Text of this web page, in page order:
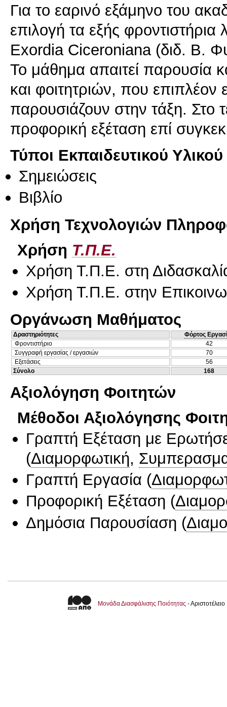
Για το εαρινό εξάμηνο του
επιλογή τα εξής φροντιστήρια
Exordia Ciceroniana (διδ. Β.
Το μάθημα απαιτεί παρουσία
και φοιτητριών, που
παρουσιάζουν στην τάξη. Στο
προφορική εξέταση επί
Τύποι Εκπαιδευτικού Υλικού
Σημειώσεις
Βιβλίο
Χρήση Τεχνολογιών
Χρήση Τ.Π.Ε.
Χρήση Τ.Π.Ε. στη
Χρήση Τ.Π.Ε. στην
Οργάνωση Μαθήματος
Δραστηριότητες
Φόρτος
Φροντιστήριο
42
Συγγραφή εργασίας / εργασιών
70
Εξετάσεις
56
Σύνολο
168
Αξιολόγηση Φοιτητών
Μέθοδοι Αξιολόγησης
Γραπτή Εξέταση με
(Διαμορφωτική,
Γραπτή Εργασία (
Προφορική Εξέταση (
Δημόσια Παρουσίαση (
Μονάδα Διασφάλισης Ποιότητας -